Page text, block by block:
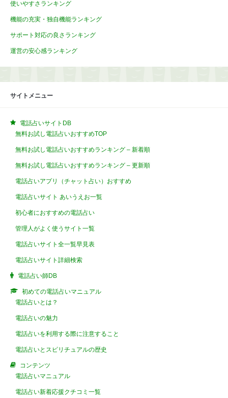
使いやすさランキング
機能の充実・独自機能ランキング
サポート対応の良さランキング
運営の安心感ランキング
サイトメニュー
電話占いサイトDB
無料お試し電話占いおすすめTOP
無料お試し電話占いおすすめランキング – 新着順
無料お試し電話占いおすすめランキング – 更新順
電話占いアプリ（チャット占い）おすすめ
電話占いサイト あいうえお一覧
初心者におすすめの電話占い
管理人がよく使うサイト一覧
電話占いサイト全一覧早見表
電話占いサイト詳細検索
電話占い師DB
初めての電話占いマニュアル
電話占いとは？
電話占いの魅力
電話占いを利用する際に注意すること
電話占いとスピリチュアルの歴史
コンテンツ
電話占いマニュアル
電話占い新着応援クチコミ一覧